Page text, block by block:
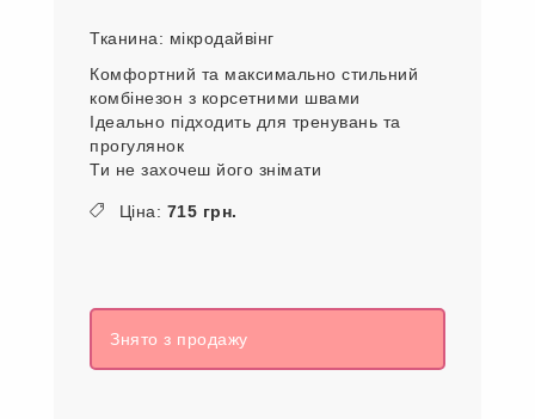
Тканина: мікродайвінг
Комфортний та максимально стильний
комбінезон з корсетними швами
Ідеально підходить для тренувань та
прогулянок
Ти не захочеш його знімати
Ціна: 715 грн.
Знято з продажу